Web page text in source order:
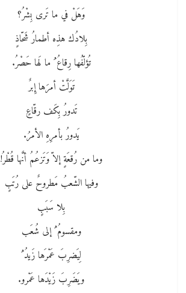
وَهَلْ في ما تَرى بِشْرُ؟
بِلادُك هذِه أطمارُ شَحّاذٍ
تُؤلّفُها رِقاعُ ُ ما لَها حَصْرُ.
تَوَلَّتْ أمرَها إِبرٌ
تَدورُ بِكَف رقّاعٍ
يَدورُ بأمرِهِ الأمرُ.
وما من رُقعَةٍ إلاّ وَتَزعُمُ أنَّها قُطْرُ!
وفيها الشّعبُ مَطروحٌ على رُتَبٍ
بِلا سَبَبٍ
ومقسومُ ُ إلى شُعَب
لِيَضرِبَ عَمْرَها زَيدُ ُ
ويَضَرِبَ زَيْدَها عَمْرو.